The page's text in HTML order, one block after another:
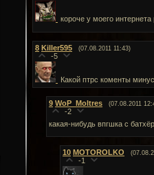
короче у моего
8 Killer595 (07.08.2011 11:43)
-5
Какой птрс коменты
9 WoP_Moltres (07.08.2011
-2
какая-нибудь впгшка с
10 MOTOROLKO
-1